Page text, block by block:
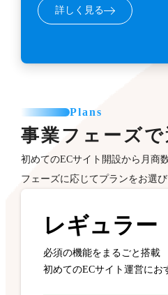
詳しく見る
Plans
事業フェーズ
初めてのECサイト開設から月商
フェーズに応じてプランをお選び
レギュラー
必須の機能をまるごと搭載
初めてのECサイト運営にお